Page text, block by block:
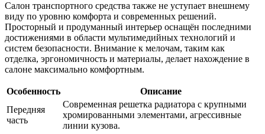
Салон транспортного средства также не уступает внешнему
виду по уровню комфорта и современных решений.
Просторный и продуманный интерьер оснащён последними
достижениями в области мультимедийных технологий и
систем безопасности. Внимание к мелочам, таким как
отделка, эргономичность и материалы, делает нахождение в
салоне максимально комфортным.
Особенность
Описание
Передняя
часть
Современная решетка радиатора с крупными
хромированными элементами, агрессивные
линии кузова.